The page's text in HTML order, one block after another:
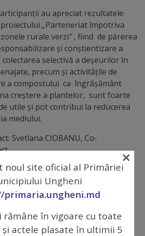
au apreciat rezultatele
„Parteneriat împotriva
rurale verzi”, fiind de părerea
și conștientizare a
selectivă a deșeurilor în
precum și activitățile de
a compostului ca îngrășământ
creștere a plantelor, sunt foarte
utile și pot contribui la reducerea
mediului.
Svetlana CIOBANU, Co-
23668; e-mail:
noul site oficial al Primăriei
Ungheni
primaria.ungheni.md
rămâne în vigoare cu toate
actele plasate în ultimii 5
×